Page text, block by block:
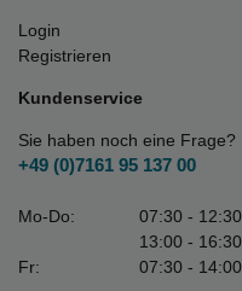
Login
Registrieren
Kundenservice
Sie haben noch eine Frage?
+49 (0)7161 95 137 00
Mo-Do:
07:30 - 12:30
13:00 - 16:30
Fr:
07:30 - 14:00